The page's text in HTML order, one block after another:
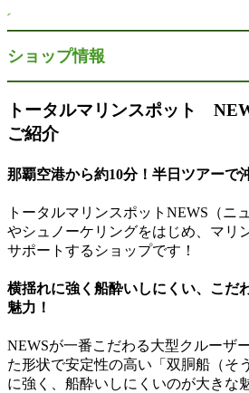
ショップ情報
トータルマリンスポット
ご紹介
那覇空港から約10分！半日ツアーで
トータルマリンスポットNEWS（ニ
やシュノーケリングをはじめ、マリ
サポートするショップです！
横揺れに強く船酔いしにくい、こだ
魅力！
NEWSが一番こだわる大型クルーザ
た形状で安定性の高い「双胴船（そ
に強く、船酔いしにくいのが大きな